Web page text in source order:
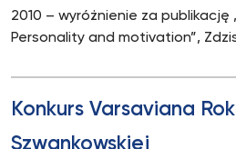
2010 – wyróżnienie za publikację
Personality and motivation”,
Konkurs Varsaviana
Szwankowskiej